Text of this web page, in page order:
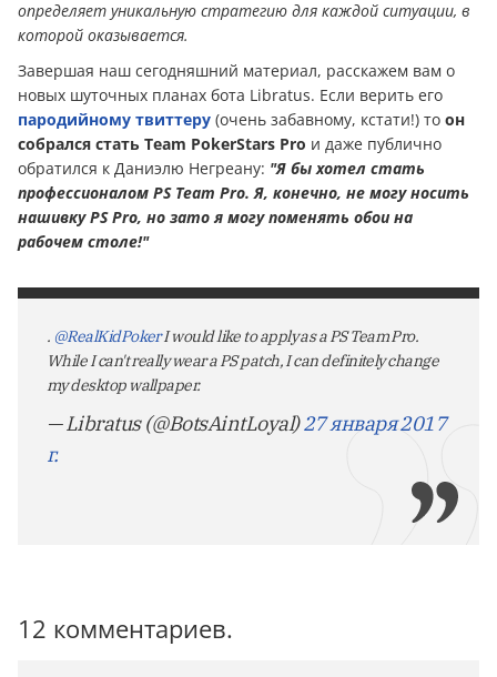
определяет уникальную стратегию для каждой ситуации, в
которой оказывается.
Завершая наш сегодняшний материал, расскажем вам о
новых шуточных планах бота Libratus. Если верить его
пародийному твиттеру (очень забавному, кстати!) то он
собрался стать Team PokerStars Pro и даже публично
обратился к Даниэлю Негреану: "Я бы хотел стать
профессионалом PS Team Pro. Я, конечно, не могу носить
нашивку PS Pro, но зато я могу поменять обои на
рабочем столе!"
. @RealKidPokerI would like to apply as a PS Team Pro.
While I can't really wear a PS patch, I can definitely change
my desktop wallpaper.
— Libratus (@BotsAintLoyal)27 января 2017
г.
12 комментариев.